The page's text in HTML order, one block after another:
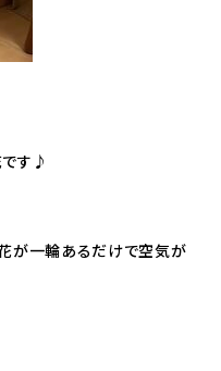
です♪
花が一輪あるだけで空気が